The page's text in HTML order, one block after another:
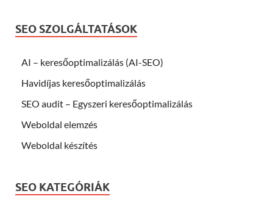
SEO SZOLGÁLTATÁSOK
AI – keresőoptimalizálás (AI-SEO)
Havidíjas keresőoptimalizálás
SEO audit – Egyszeri keresőoptimalizálás
Weboldal elemzés
Weboldal készítés
SEO KATEGÓRIÁK